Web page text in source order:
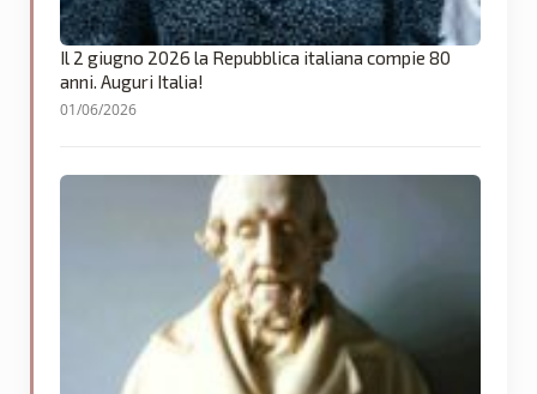
Il 2 giugno 2026 la Repubblica italiana compie 80
anni. Auguri Italia!
01/06/2026